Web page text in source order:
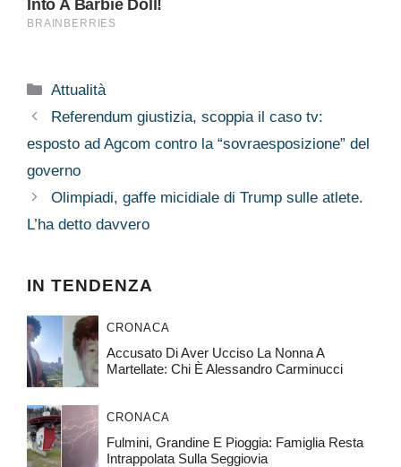
Categorie
Attualità
Referendum giustizia, scoppia il caso tv:
esposto ad Agcom contro la “sovraesposizione” del
governo
Olimpiadi, gaffe micidiale di Trump sulle atlete.
L’ha detto davvero
IN TENDENZA
CRONACA
Accusato Di Aver Ucciso La Nonna A
Martellate: Chi È Alessandro Carminucci
CRONACA
Fulmini, Grandine E Pioggia: Famiglia Resta
Intrappolata Sulla Seggiovia